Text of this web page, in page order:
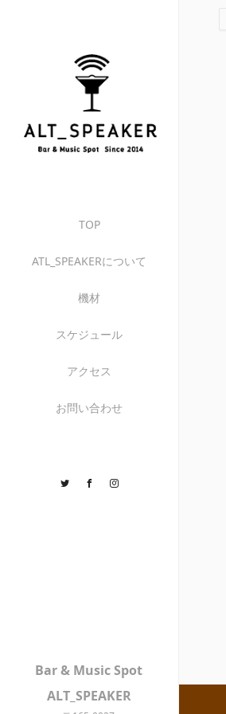
TOP
ATL_SPEAKERについて
機材
スケジュール
アクセス
お問い合わせ
TwitterFacebook
Bar & Music Spot
ALT_SPEAKER